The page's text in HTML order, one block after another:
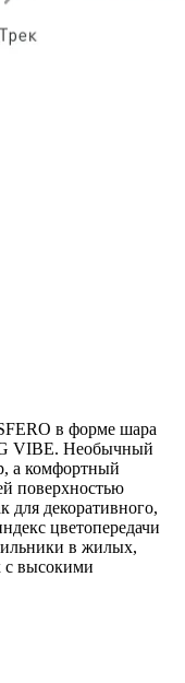
в форме шара
VIBE. Необычный
а комфортный
поверхностью
для декоративного,
цветопередачи
в жилых,
с высокими